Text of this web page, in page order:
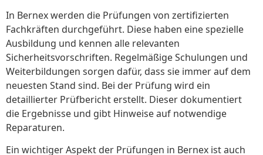
In Bernex werden die Prüfungen von zertifizierten
Fachkräften durchgeführt. Diese haben eine spezielle
Ausbildung und kennen alle relevanten
Sicherheitsvorschriften. Regelmäßige Schulungen und
Weiterbildungen sorgen dafür, dass sie immer auf dem
neuesten Stand sind. Bei der Prüfung wird ein
detaillierter Prüfbericht erstellt. Dieser dokumentiert
die Ergebnisse und gibt Hinweise auf notwendige
Reparaturen.
Ein wichtiger Aspekt der Prüfungen in Bernex ist auch